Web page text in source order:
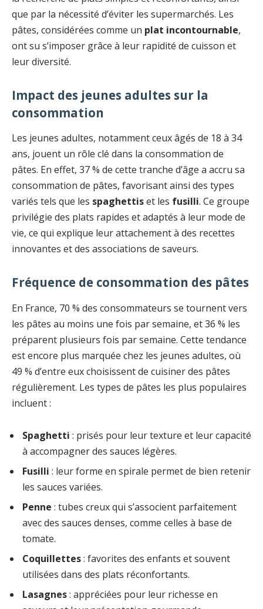
que par la nécessité d’éviter les supermarchés. Les
pâtes, considérées comme un plat incontournable,
ont su s’imposer grâce à leur rapidité de cuisson et
leur diversité.
Impact des jeunes adultes sur la
consommation
Les jeunes adultes, notamment ceux âgés de 18 à 34
ans, jouent un rôle clé dans la consommation de
pâtes. En effet, 37 % de cette tranche d’âge a accru sa
consommation de pâtes, favorisant ainsi des types
variés tels que les spaghettiset les fusilli. Ce groupe
privilégie des plats rapides et adaptés à leur mode de
vie, ce qui explique leur attachement à des recettes
innovantes et des associations de saveurs.
Fréquence de consommation des pâtes
En France, 70 % des consommateurs se tournent vers
les pâtes au moins une fois par semaine, et 36 % les
préparent plusieurs fois par semaine. Cette tendance
est encore plus marquée chez les jeunes adultes, où
49 % d’entre eux choisissent de cuisiner des pâtes
régulièrement. Les types de pâtes les plus populaires
incluent :
Spaghetti : prisés pour leur texture et leur capacité
à accompagner des sauces légères.
Fusilli : leur forme en spirale permet de bien retenir
les sauces variées.
Penne : tubes creux qui s’associent parfaitement
avec des sauces denses, comme celles à base de
tomate.
Coquillettes: favorites des enfants et souvent
utilisées dans des plats réconfortants.
Lasagnes: appréciées pour leur richesse en